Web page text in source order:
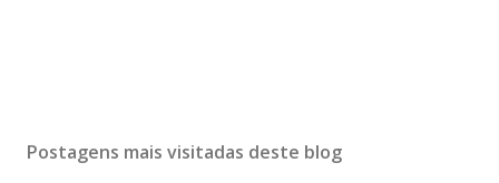
Postagens mais visitadas deste blog